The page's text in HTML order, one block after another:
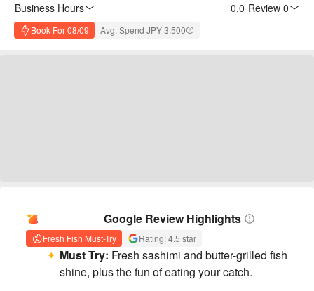
Business Hours
0.0 Review 0
Book For 08/09 Avg. Spend JPY 3,500
Google Review Highlights
Fresh Fish Must-Try Rating: 4.5 star
Must Try: Fresh sashimi and butter-grilled fish
shine, plus the fun of eating your catch.